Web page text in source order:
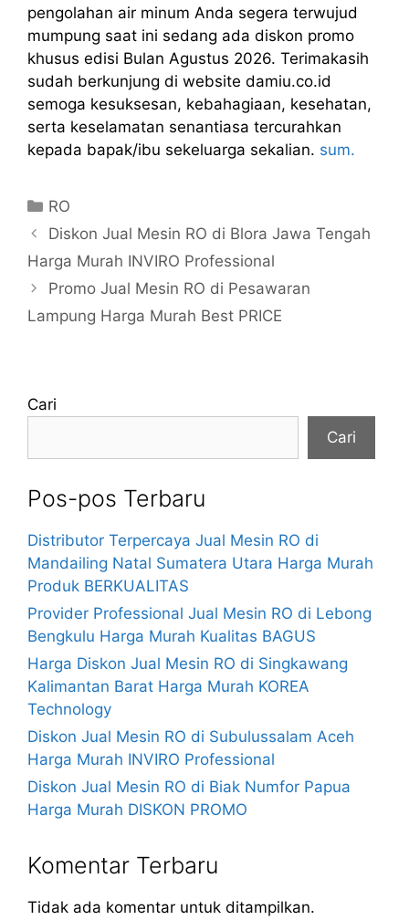
pengolahan air minum Anda segera terwujud
mumpung saat ini sedang ada diskon promo
khusus edisi Bulan Agustus 2026. Terimakasih
sudah berkunjung di website damiu.co.id
semoga kesuksesan, kebahagiaan, kesehatan,
serta keselamatan senantiasa tercurahkan
kepada bapak/ibu sekeluarga sekalian. sum.
Kategori
RO
Diskon Jual Mesin RO di Blora Jawa Tengah
Harga Murah INVIRO Professional
Promo Jual Mesin RO di Pesawaran
Lampung Harga Murah Best PRICE
Cari
Cari
Pos-pos Terbaru
Distributor Terpercaya Jual Mesin RO di
Mandailing Natal Sumatera Utara Harga Murah
Produk BERKUALITAS
Provider Professional Jual Mesin RO di Lebong
Bengkulu Harga Murah Kualitas BAGUS
Harga Diskon Jual Mesin RO di Singkawang
Kalimantan Barat Harga Murah KOREA
Technology
Diskon Jual Mesin RO di Subulussalam Aceh
Harga Murah INVIRO Professional
Diskon Jual Mesin RO di Biak Numfor Papua
Harga Murah DISKON PROMO
Komentar Terbaru
Tidak ada komentar untuk ditampilkan.